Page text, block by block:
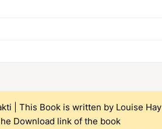
| This Book is written by Louise Hay |
Download link of the book